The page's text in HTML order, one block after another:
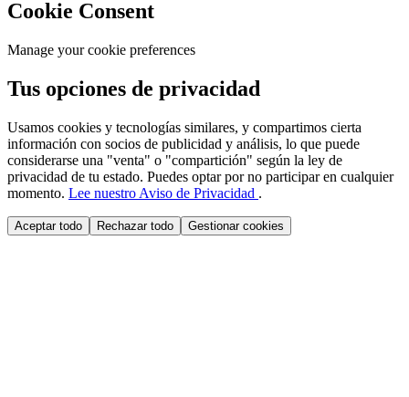
Cookie Consent
Manage your cookie preferences
Tus opciones de privacidad
Usamos cookies y tecnologías similares, y compartimos cierta
información con socios de publicidad y análisis, lo que puede
considerarse una "venta" o "compartición" según la ley de
privacidad de tu estado. Puedes optar por no participar en cualquier
momento. Lee nuestro Aviso de Privacidad .
Aceptar todo Rechazar todo Gestionar cookies